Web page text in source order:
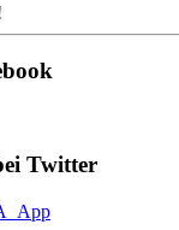
Twitter